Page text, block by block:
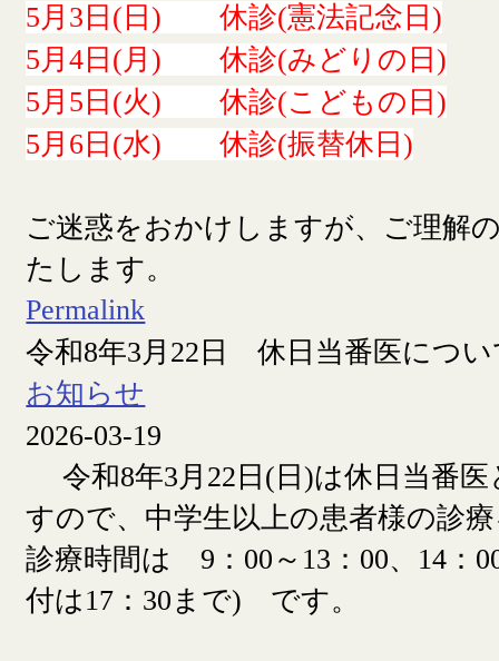
5月3日(日) 休診(憲法記念日)
5月4日(月) 休診(みどりの日)
5月5日(火) 休診(こどもの日)
5月6日(水) 休診(振替休日)
ご迷惑をおかけしますが、ご理解
たします。
Permalink
令和8年3月22日 休日当番医につい
お知らせ
2026-03-19
令和8年3月22日(日)は休日当番
すので、中学生以上の患者様の診
診療時間は 9：00～13：00、14：
付は17：30まで) です。